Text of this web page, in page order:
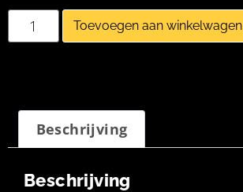
Toevoegen aan winkelwagen
Beschrijving
Beschrijving